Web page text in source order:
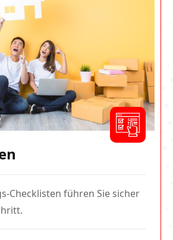
Checklisten führen Sie sicher